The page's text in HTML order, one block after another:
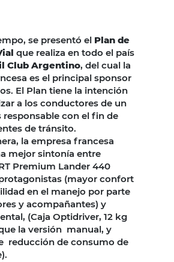
se presentó el Plan de
que realiza en todo el país
Club Argentino, del cual la
es el principal sponsor
El Plan tiene la intención
a los conductores de un
responsable con el fin de
de tránsito.
la empresa francesa
mejor sintonía entre
Premium Lander 440
(mayor confort
en el manejo por parte
y acompañantes) y
(Caja Optidriver, 12 kg
la versión manual, y
reducción de consumo de